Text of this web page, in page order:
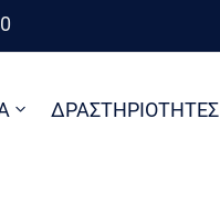
ΔΡΑΣΤΗΡΙΟΤΗΤΕΣ